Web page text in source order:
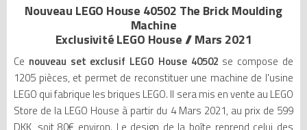
Nouveau LEGO House 40502 The Brick Moulding
Machine
Exclusivité LEGO House // Mars 2021
Ce nouveau set exclusif LEGO House 40502 se compose de
1205 pièces, et permet de reconstituer une machine de l'usine
LEGO qui fabrique les briques LEGO. Il sera mis en vente au LEGO
Store de la LEGO House à partir du 4 Mars 2021, au prix de 599
DKK, soit 80€ environ. Le design de la boîte reprend celui des